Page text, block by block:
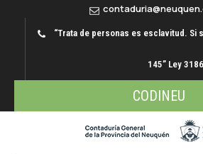
“Trata de personas es esclavitud. Si
145” Ley 3186
CODINEU